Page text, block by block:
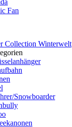
Fan
Collection Winterwelt
Snowboarder